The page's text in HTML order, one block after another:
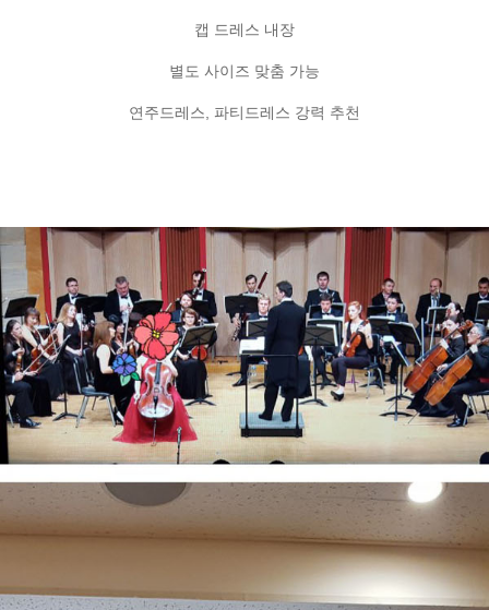
캡 드레스 내장
별도 사이즈 맞춤 가능
연주드레스, 파티드레스 강력 추천